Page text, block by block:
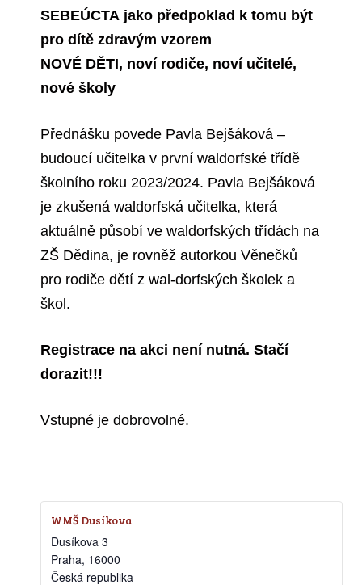
SEBEÚCTA jako předpoklad k tomu být
pro dítě zdravým vzorem
NOVÉ DĚTI, noví rodiče, noví učitelé,
nové školy
Přednášku povede Pavla Bejšáková –
budoucí učitelka v první waldorfské třídě
školního roku 2023/2024. Pavla Bejšáková
je zkušená waldorfská učitelka, která
aktuálně působí ve waldorfských třídách na
ZŠ Dědina, je rovněž autorkou Věnečků
pro rodiče dětí z wal-dorfských školek a
škol.
Registrace na akci není nutná. Stačí
dorazit!!!
Vstupné je dobrovolné.
WMŠ Dusíkova
Dusíkova 3
Praha, 16000
Česká republika